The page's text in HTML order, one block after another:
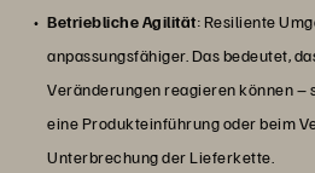
Betriebliche Agilität: Resiliente
anpassungsfähiger. Das bedeutet,
Veränderungen reagieren können –
eine Produkteinführung oder beim
Unterbrechung der Lieferkette.